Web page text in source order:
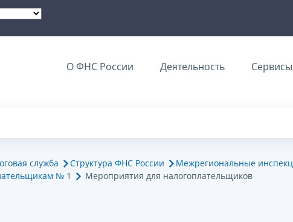
О ФНС России Деятельность Сервисы
служба Структура ФНС России
Межрегиональные
№ 1
Мероприятия для налогоплательщиков